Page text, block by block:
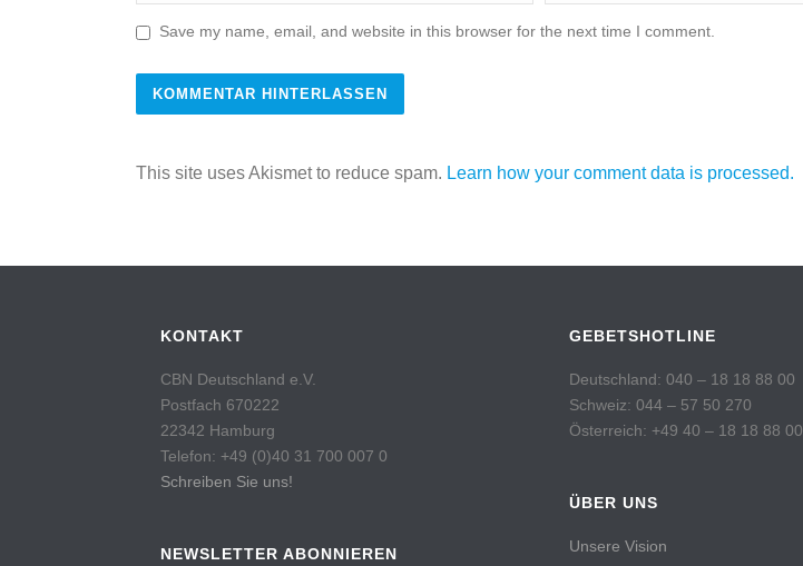
Save my name, email, and website in this browser for the next time I comment.
This site uses Akismet to reduce spam. Learn how your comment data is processed.
KONTAKT
CBN Deutschland e.V.
Postfach 670222
22342 Hamburg
Telefon: +49 (0)40 31 700 007 0
Schreiben Sie uns!
NEWSLETTER ABONNIEREN
GEBETSHOTLINE
Deutschland: 040 – 18 18 88 00
Schweiz: 044 – 57 50 270
Österreich: +49 40 – 18 18 88 00
ÜBER UNS
Unsere Vision